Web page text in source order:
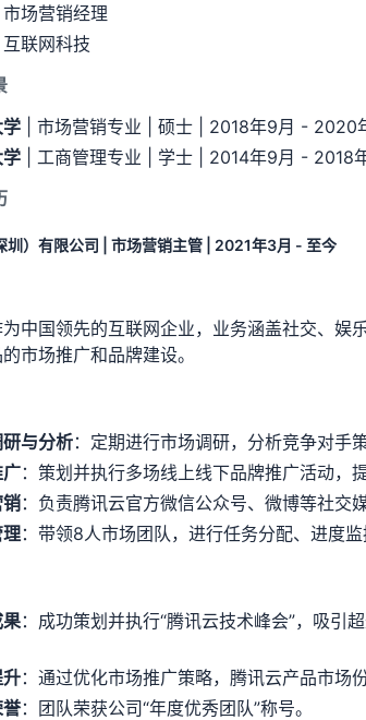
市场营销经理
互联网科技
| 市场营销专业 | 硕士 | 2018年9月 - 2020
| 工商管理专业 | 学士 | 2014年9月 - 2018
圳）有限公司 | 市场营销主管 | 2021年3月 - 至今
中国领先的互联网企业，业务涵盖社交、
市场推广和品牌建设。
与分析：定期进行市场调研，分析竞争对手
：策划并执行多场线上线下品牌推广活动，
：负责腾讯云官方微信公众号、微博等社交
：带领8人市场团队，进行任务分配、进度
：成功策划并执行“腾讯云技术峰会”，吸
：通过优化市场推广策略，腾讯云产品市场
：团队荣获公司“年度优秀团队”称号。